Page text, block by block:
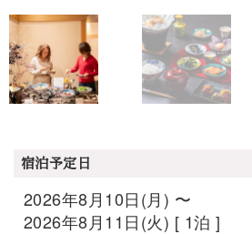
宿泊予定日
2026年8月10日(月) 〜
2026年8月11日(火) [ 1泊 ]